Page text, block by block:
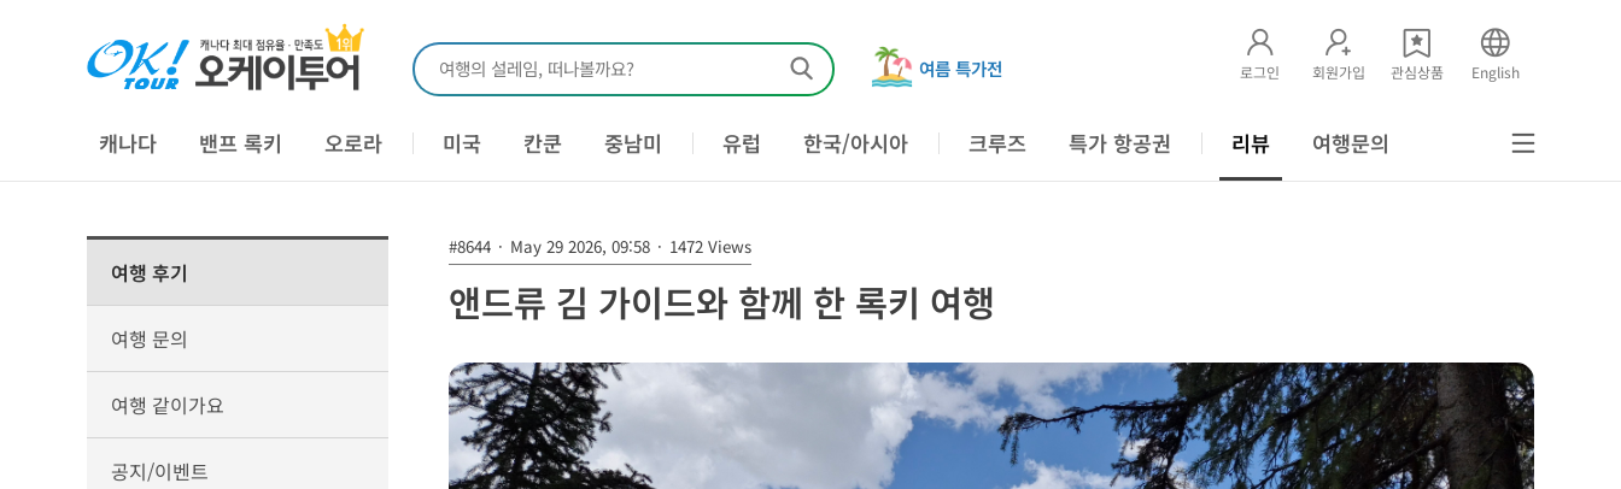
여행의 설레임, 떠나볼까요? 여름 특가전 로그인 회원가입 관심상품 English
캐나다 밴프 록키 오로라 미국 칸쿤 중남미 유럽 한국/아시아 크루즈 특가 항공권 리뷰 여행문의
여행 후기
여행 문의
여행 같이가요
공지/이벤트
#8644 · May 29 2026, 09:58 · 1472 Views
앤드류 김 가이드와 함께 한 록키 여행